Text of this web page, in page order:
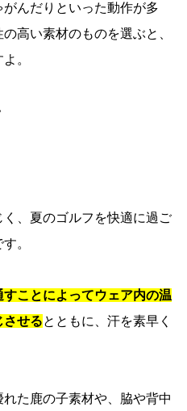
んだりといった動作が多
高い素材のものを選ぶと、
。
、夏のゴルフを快適に過ご
。
すことによってウェア内の温
させるとともに、汗を素早く
た鹿の子素材や、脇や背中